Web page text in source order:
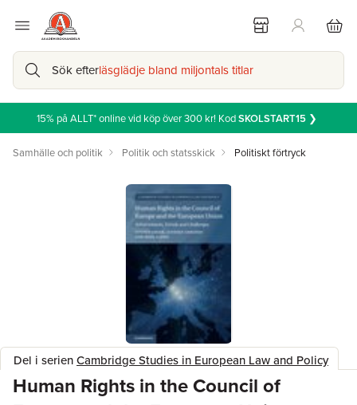
Sök efterläsglädje bland miljontals titlar
15% på ALLT* online vid köp över 300 kr! KodSKOLSTART15 ❯
Samhälle och politik Politik och statsskick Politiskt förtryck
Del i serienCambridge Studies in European Law and Policy
Human Rights in the Council of